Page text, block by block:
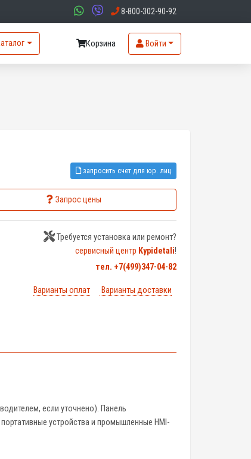
8-800-302-90-92
Корзина Войти
запросить счет для юр. лиц
Запрос цены
Требуется установка или ремонт?
сервисный центр Kypidetali!
тел. +7(499)347-04-82
Варианты оплат Варианты доставки
если уточнено). Панель
устройства и промышленные HMI-